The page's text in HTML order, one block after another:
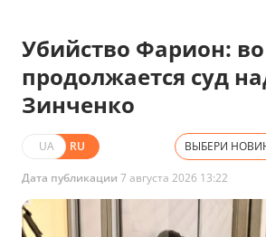
Убийство Фарион:
продолжается суд
Зинченко
UA RU ВЫБЕРИ
Дата публикации 7 августа 2026 13:22